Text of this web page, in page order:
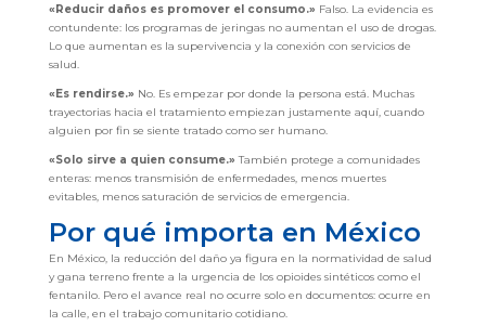
«Reducir daños es promover el consumo.» Falso. La evidencia es
contundente: los programas de jeringas no aumentan el uso de drogas.
Lo que aumentan es la supervivencia y la conexión con servicios de
salud.
«Es rendirse.» No. Es empezar por donde la persona está. Muchas
trayectorias hacia el tratamiento empiezan justamente aquí, cuando
alguien por fin se siente tratado como ser humano.
«Solo sirve a quien consume.» También protege a comunidades
enteras: menos transmisión de enfermedades, menos muertes
evitables, menos saturación de servicios de emergencia.
Por qué importa en México
En México, la reducción del daño ya figura en la normatividad de salud
y gana terreno frente a la urgencia de los opioides sintéticos como el
fentanilo. Pero el avance real no ocurre solo en documentos: ocurre en
la calle, en el trabajo comunitario cotidiano.